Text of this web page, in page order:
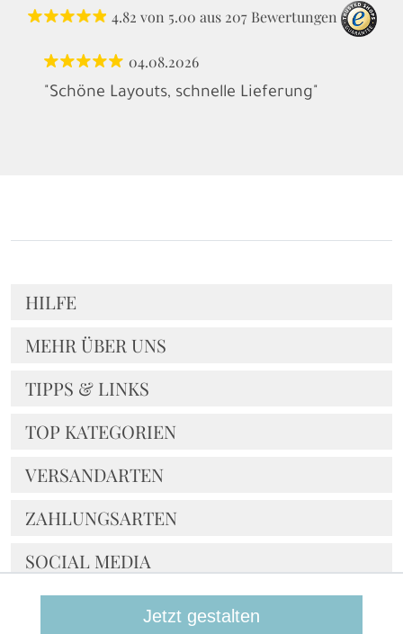
Jetzt gestalten
4.82 von 5.00 aus 207 Bewertungen
04.08.2026
"Schöne Layouts, schnelle Lieferung"
HILFE
MEHR ÜBER UNS
TIPPS & LINKS
TOP KATEGORIEN
NOCH FRAGEN?
VERSANDARTEN
ZAHLUNGSARTEN
SOCIAL MEDIA